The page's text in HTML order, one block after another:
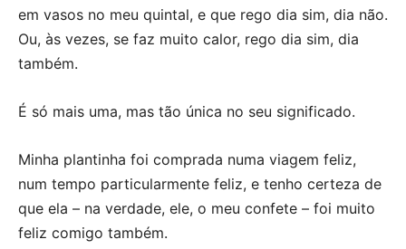
em vasos no meu quintal, e que rego dia sim, dia não.
Ou, às vezes, se faz muito calor, rego dia sim, dia
também.
É só mais uma, mas tão única no seu significado.
Minha plantinha foi comprada numa viagem feliz,
num tempo particularmente feliz, e tenho certeza de
que ela – na verdade, ele, o meu confete – foi muito
feliz comigo também.